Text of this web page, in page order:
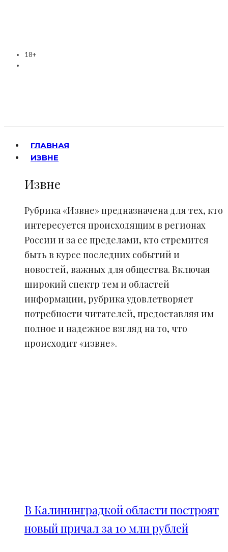
18+
ГЛАВНАЯ
ИЗВНЕ
Извне
Рубрика «Извне» предназначена для тех, кто
интересуется происходящим в регионах
России и за ее пределами, кто стремится
быть в курсе последних событий и
новостей, важных для общества. Включая
широкий спектр тем и областей
информации, рубрика удовлетворяет
потребности читателей, предоставляя им
полное и надежное взгляд на то, что
происходит «извне».
В Калининградкой области построят
новый причал за 10 млн рублей